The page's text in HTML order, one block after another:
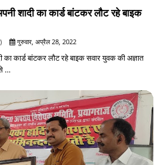
शादी का कार्ड बांटकर लौट रहे बाइक
गुरुवार, अप्रैल 28, 2022
का कार्ड बांटकर लौट रहे बाइक सवार युवक की अज्ञात
…